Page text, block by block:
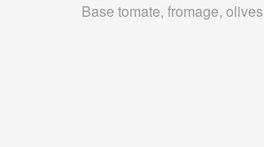
Base tomate, fromage, olives